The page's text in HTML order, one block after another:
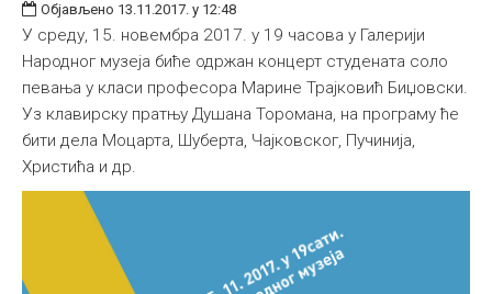
Објављено 13.11.2017. у 12:48
У среду, 15. новембра 2017. у 19 часова у Галерији
Народног музеја биће одржан концерт студената соло
певања у класи професора Марине Трајковић Биџовски.
Уз клавирску пратњу Душана Торомана, на програму ће
бити дела Моцарта, Шуберта, Чајковског, Пучинија,
Христића и др.